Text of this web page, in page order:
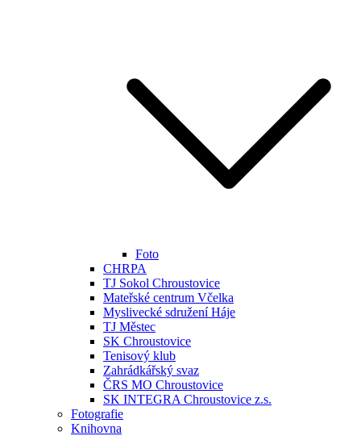
Foto
CHRPA
TJ Sokol Chroustovice
Mateřské centrum Včelka
Myslivecké sdružení Háje
TJ Městec
SK Chroustovice
Tenisový klub
Zahrádkářský svaz
ČRS MO Chroustovice
SK INTEGRA Chroustovice z.s.
Fotografie
Knihovna